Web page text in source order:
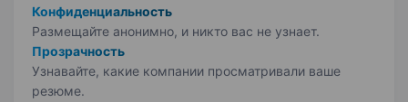
Конфиденциальность
Размещайте анонимно, и никто вас не узнает.
Прозрачность
Узнавайте, какие компании просматривали ваше
резюме.